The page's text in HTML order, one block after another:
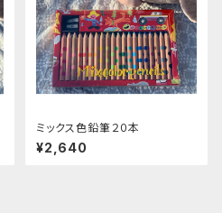
ミックス色鉛筆２０本
¥2,640